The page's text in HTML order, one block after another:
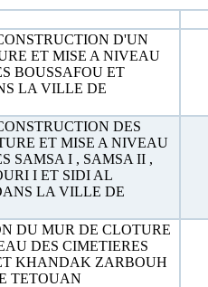
D'UN
ET MISE A NIVEAU
BOUSSAFOU ET
LA VILLE DE
DES
ET MISE A NIVEAU
SAMSA I , SAMSA II ,
I ET SIDI AL
LA VILLE DE
DU MUR DE CLOTURE
DES CIMETIERES
KHANDAK ZARBOUH
TETOUAN